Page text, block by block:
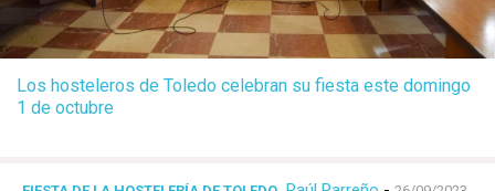
Los hosteleros de Toledo celebran su fiesta este domingo
1 de octubre